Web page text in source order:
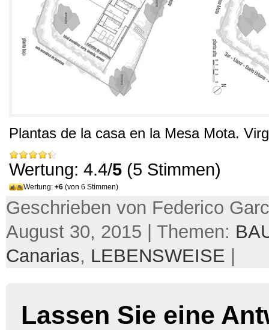
Plantas de la casa en la Mesa Mota.
Wertung: 4.4/5 (5 Stimmen)
Wertung: +6 (von 6 Stimmen)
Geschrieben von Federico
August 30, 2015 | Themen:
Canarias, LEBENSWEISE
Lassen Sie eine